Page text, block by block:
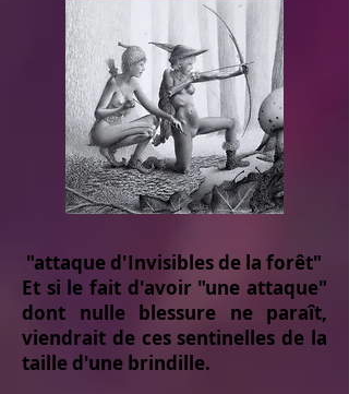
"attaque d'Invisibles de la forêt"
Et si le fait d'avoir "une attaque"
dont nulle blessure ne paraît,
viendrait de ces sentinelles de la
taille d'une brindille.